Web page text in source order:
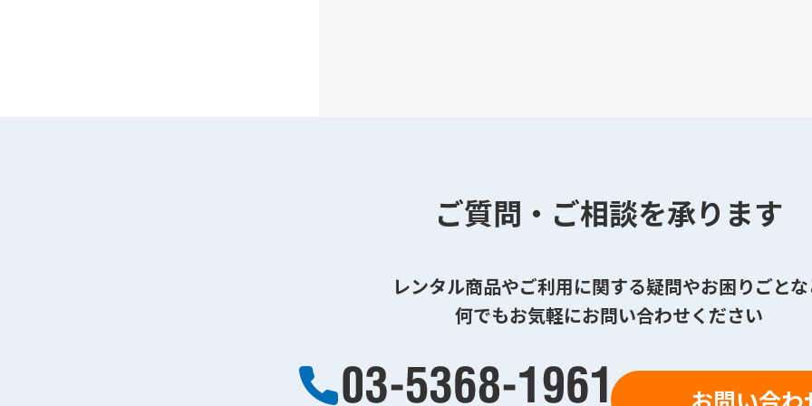
ご質問・ご相談を承ります
レンタル商品やご利用に関する疑問やお困りごと
何でもお気軽にお問い合わせください